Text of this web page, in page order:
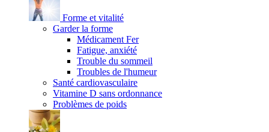
Forme et vitalité
Garder la forme
Médicament Fer
Fatigue, anxiété
Trouble du sommeil
Troubles de l'humeur
Santé cardiovasculaire
Vitamine D sans ordonnance
Problèmes de poids